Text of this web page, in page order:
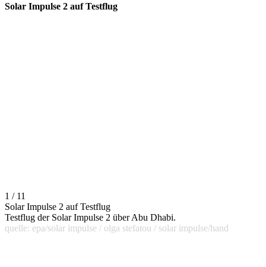
Solar Impulse 2 auf Testflug
1 / 11
Solar Impulse 2 auf Testflug
Testflug der Solar Impulse 2 über Abu Dhabi.
quelle: epa/solar impulse / olga stefatou / solar impulse/hand